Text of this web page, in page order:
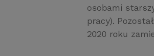
osobami
pracy).
2020 roku